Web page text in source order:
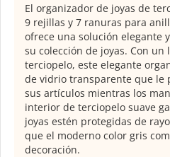
El organizador de joyas de
9 rejillas y 7 ranuras para
ofrece una solución elegante
su colección de joyas. Con
terciopelo, este elegante
de vidrio transparente que le
sus artículos mientras los
interior de terciopelo suave
joyas estén protegidas de
que el moderno color gris
decoración.